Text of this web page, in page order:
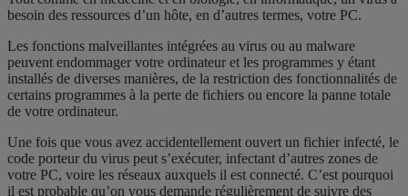
besoin des ressources d’un hôte, en d’autres termes, votre PC.
Les fonctions malveillantes intégrées au virus ou au malware
peuvent endommager votre ordinateur et les programmes y étant
installés de diverses manières, de la restriction des fonctionnalités de
certains programmes à la perte de fichiers ou encore la panne totale
de votre ordinateur.
Une fois que vous avez accidentellement ouvert un fichier infecté, le
code porteur du virus peut s’exécuter, infectant d’autres zones de
votre PC, voire les réseaux auxquels il est connecté. C’est pourquoi
il est probable qu’on vous demande régulièrement de suivre des